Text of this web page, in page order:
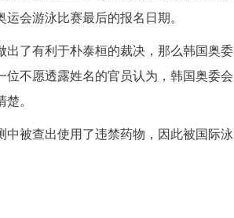
会游泳比赛最后的报名日期。
了有利于朴泰桓的裁决，那么韩国奥委
不愿透露姓名的官员认为，韩国奥委会
。
被查出使用了违禁药物，因此被国际泳